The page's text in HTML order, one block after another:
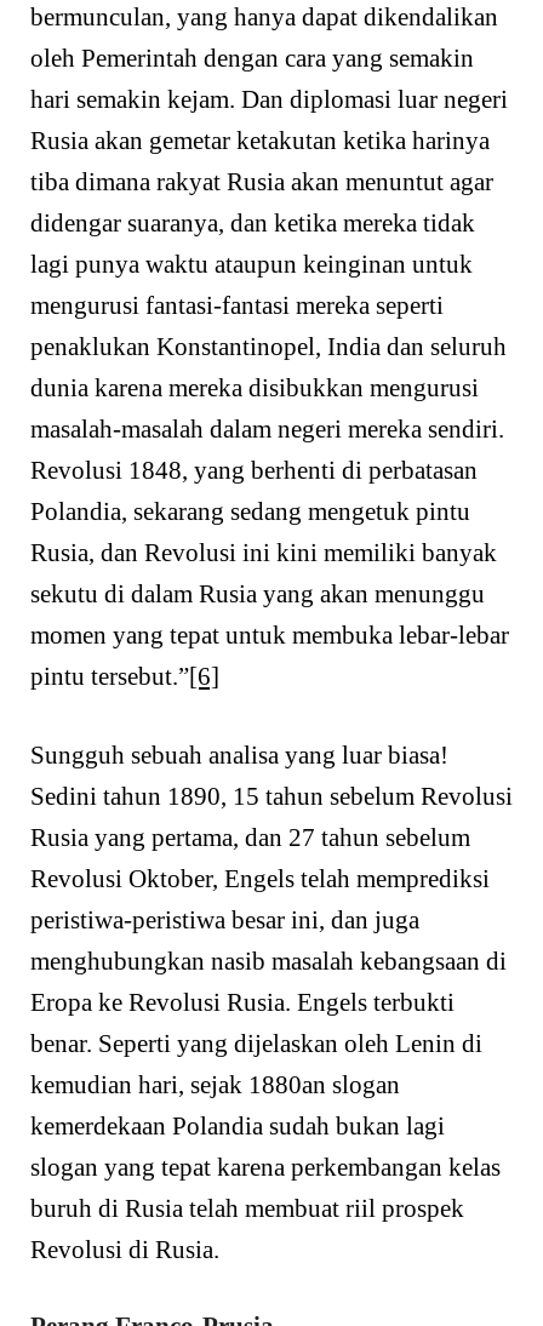
bermunculan, yang hanya dapat dikendalikan
oleh Pemerintah dengan cara yang semakin
hari semakin kejam. Dan diplomasi luar negeri
Rusia akan gemetar ketakutan ketika harinya
tiba dimana rakyat Rusia akan menuntut agar
didengar suaranya, dan ketika mereka tidak
lagi punya waktu ataupun keinginan untuk
mengurusi fantasi-fantasi mereka seperti
penaklukan Konstantinopel, India dan seluruh
dunia karena mereka disibukkan mengurusi
masalah-masalah dalam negeri mereka sendiri.
Revolusi 1848, yang berhenti di perbatasan
Polandia, sekarang sedang mengetuk pintu
Rusia, dan Revolusi ini kini memiliki banyak
sekutu di dalam Rusia yang akan menunggu
momen yang tepat untuk membuka lebar-lebar
pintu tersebut.”[6]
Sungguh sebuah analisa yang luar biasa!
Sedini tahun 1890, 15 tahun sebelum Revolusi
Rusia yang pertama, dan 27 tahun sebelum
Revolusi Oktober, Engels telah memprediksi
peristiwa-peristiwa besar ini, dan juga
menghubungkan nasib masalah kebangsaan di
Eropa ke Revolusi Rusia. Engels terbukti
benar. Seperti yang dijelaskan oleh Lenin di
kemudian hari, sejak 1880an slogan
kemerdekaan Polandia sudah bukan lagi
slogan yang tepat karena perkembangan kelas
buruh di Rusia telah membuat riil prospek
Revolusi di Rusia.